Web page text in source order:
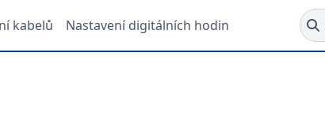
kabelů Nastavení digitálních hodin